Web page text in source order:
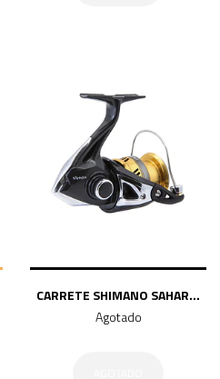
CARRETE SHIMANO SAHAR...
Agotado